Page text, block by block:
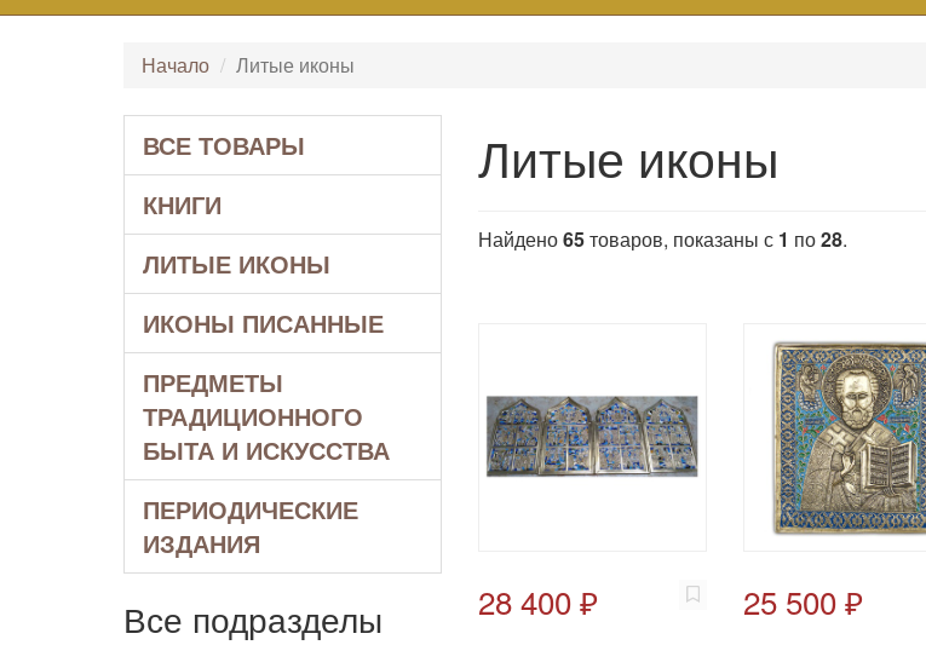
Начало Литые иконы
ВСЕ ТОВАРЫ
КНИГИ
ЛИТЫЕ ИКОНЫ
ИКОНЫ ПИСАННЫЕ
ПРЕДМЕТЫ
ТРАДИЦИОННОГО
БЫТА И ИСКУССТВА
ПЕРИОДИЧЕСКИЕ
ИЗДАНИЯ
Все подразделы
Литые иконы
Найдено65товаров, показаны с 1 по28.
28 400 ₽ 25 500 ₽